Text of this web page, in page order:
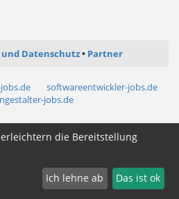
und Datenschutz Partner
softwareentwickler-jobs.de
jobs.de
ändern
die Bereitstellung
Ich lehne ab Das ist ok